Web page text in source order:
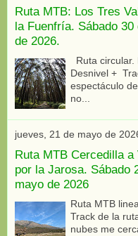
Ruta MTB: Los Tres
la Fuenfría. Sábado 30
de 2026.
Ruta
Desnivel +
espectáculo
no...
jueves, 21 de mayo de
Ruta MTB Cercedilla a
por la Jarosa. Sábado
mayo de 2026
Ruta MTB
Track de la
nubes me